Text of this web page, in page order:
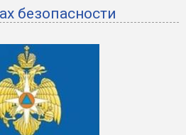
безопасности